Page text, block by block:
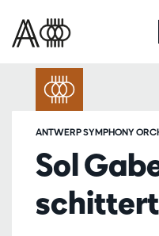
Sol
ANTWERP SYMPHONY